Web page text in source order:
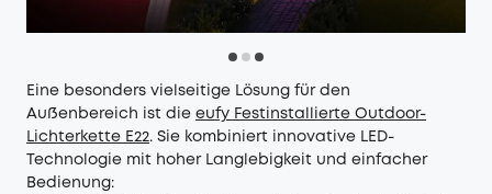
Eine besonders vielseitige Lösung für den
Außenbereich ist die eufy Festinstallierte Outdoor-
Lichterkette E22. Sie kombiniert innovative LED-
Technologie mit hoher Langlebigkeit und einfacher
Bedienung: